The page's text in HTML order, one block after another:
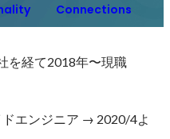
Connections
を経て2018年〜現職
エンジニア → 2020/4よ